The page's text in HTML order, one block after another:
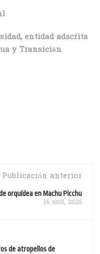
entidad adscrita
y Transición
Publicación anterior
orquídea en Machu Picchu
16 abril, 2025
de atropellos de